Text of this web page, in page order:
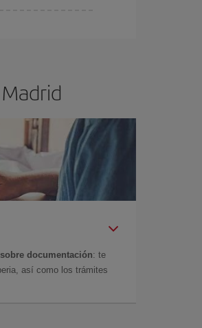
documentación: te
así como los trámites